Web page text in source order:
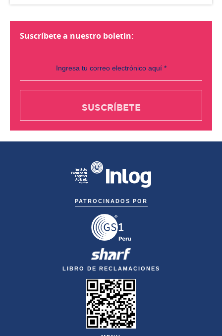
Suscríbete a nuestro boletin:
PATROCINADOS POR
LIBRO DE RECLAMACIONES